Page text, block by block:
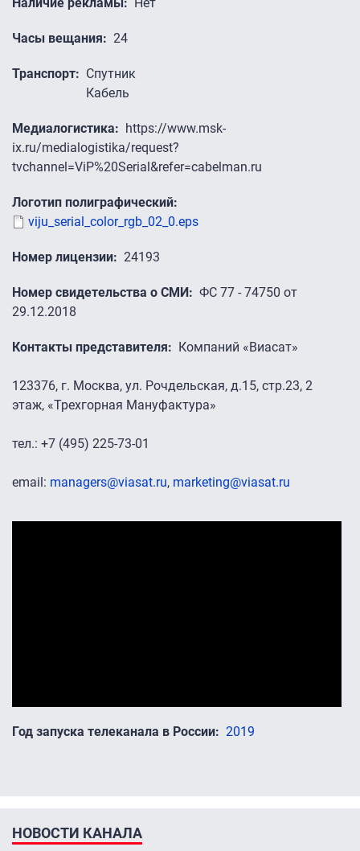
Часы вещания 24
Транспорт
Спутник
Кабель
Медиалогистика
https://www.msk-
ix.ru/medialogistika/request?
tvchannel=ViP%20Serial&refer=cabelman.ru
Логотип полиграфический
viju_serial_color_rgb_02_0.eps
Номер лицензии 24193
Номер свидетельства о СМИ
ФС 77 - 74750 от
29.12.2018
Контакты представителя Компаний «Виасат»
123376, г. Москва, ул. Рочдельская, д.15, стр.23, 2
этаж, «Трехгорная Мануфактура»
тел.: +7 (495) 225-73-01
email: managers@viasat.ru, marketing@viasat.ru
Год запуска телеканала в России 2019
НОВОСТИ КАНАЛА